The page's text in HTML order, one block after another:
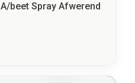
beet Spray Afwerend